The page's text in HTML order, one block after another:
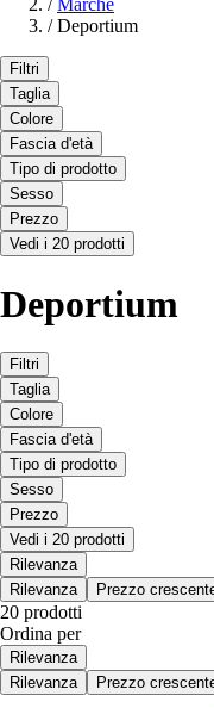
/ Marche
/ Deportium
Filtri
Taglia
Colore
Fascia d'età
Tipo di prodotto
Sesso
Prezzo
Vedi i 20 prodotti
Deportium
Filtri
Taglia
Colore
Fascia d'età
Tipo di prodotto
Sesso
Prezzo
Vedi i 20 prodotti
Rilevanza
Rilevanza
Prezzo
20 prodotti
Ordina per
Rilevanza
Rilevanza
Prezzo